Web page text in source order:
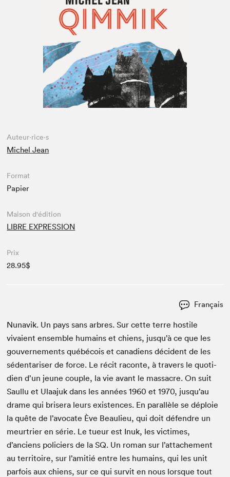
Espace médias
Auteur·rice·s
Michel Jean
Format
Papier
Maison d'édition
LIBRE EXPRESSION
Prix
28.95$
Français
Nunavik. Un pays sans arbres. Sur cette terre hos­tile
vivaient ensem­ble humains et chiens, jusqu’à ce que les
gou­verne­ments québé­cois et cana­di­ens déci­dent de les
séden­taris­er de force. Le réc­it racon­te, à tra­vers le quo­ti­
di­en d’un jeune cou­ple, la vie avant le mas­sacre. On suit
Saullu et Ulaa­juk dans les années1960 et1970, jusqu’au
drame qui bris­era leurs exis­tences. En par­al­lèle se déploie
la quête de l’avocate Ève Beaulieu, qui doit défendre un
meur­tri­er en série. Le tueur est Inuk, les vic­times,
d’anciens policiers de laSQ. Un roman sur l’attachement
au ter­ri­toire, sur l’amitié entre les humains, qui les unit
par­fois aux chiens, sur ce qui survit en nous lorsque tout